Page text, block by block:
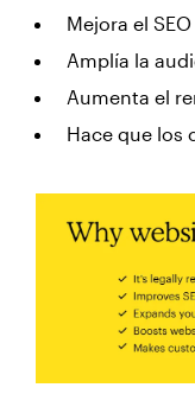
Mejora el SEO
Amplía la
Aumenta el
Hace que los